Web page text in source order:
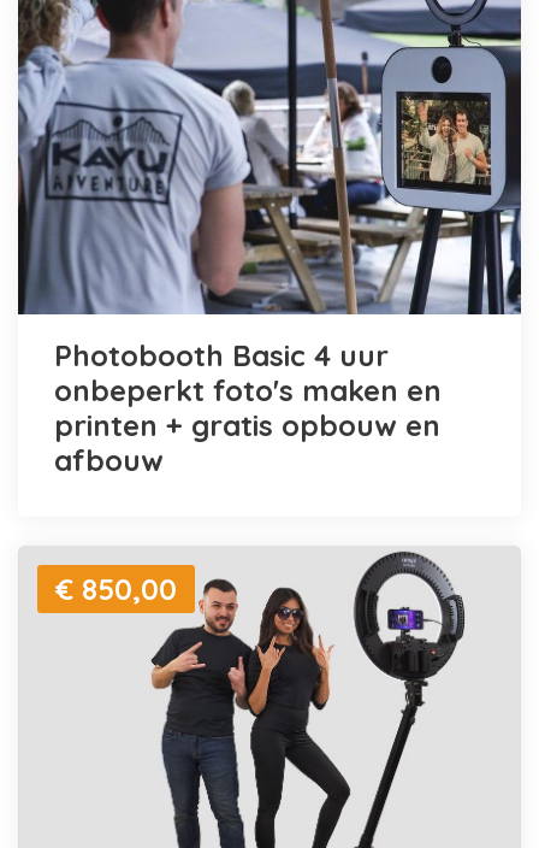
Photobooth Basic 4 uur
onbeperkt foto's maken en
printen + gratis opbouw en
afbouw
€ 850,00